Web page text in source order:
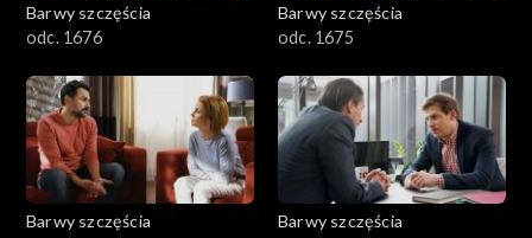
Barwy szczęścia
odc. 1676
Barwy szczęścia
odc. 1675
Barwy szczęścia
Barwy szczęścia